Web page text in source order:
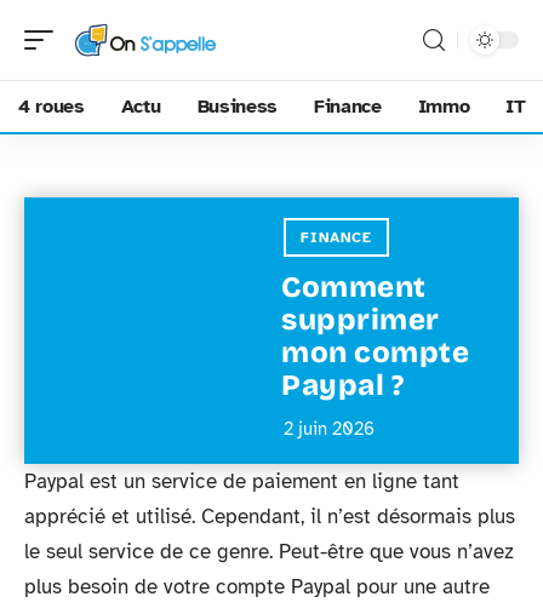
4 roues Actu Business Finance Immo IT
FINANCE
Comment
supprimer
mon compte
Paypal ?
2 juin 2026
Paypal est un service de paiement en ligne tant
apprécié et utilisé. Cependant, il n’est désormais plus
le seul service de ce genre. Peut-être que vous n’avez
plus besoin de votre compte Paypal pour une autre